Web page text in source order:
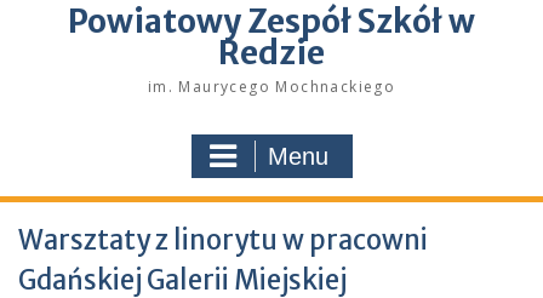
Powiatowy Zespół Szkół w
Redzie
im. Maurycego Mochnackiego
Menu
Warsztaty z linorytu w pracowni
Gdańskiej Galerii Miejskiej